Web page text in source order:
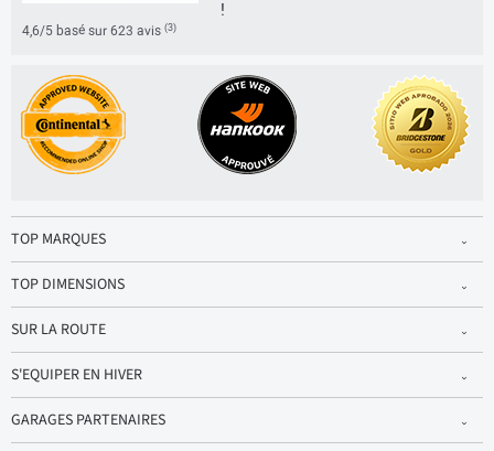
!
4,6/5 basé sur 623 avis (3)
TOP MARQUES
TOP DIMENSIONS
SUR LA ROUTE
S'EQUIPER EN HIVER
GARAGES PARTENAIRES